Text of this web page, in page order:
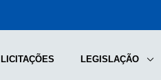
LICITAÇÕES LEGISLAÇÃO